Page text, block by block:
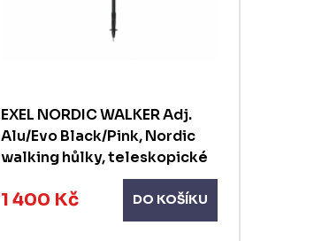
EXEL NORDIC WALKER Adj.
Alu/Evo Black/Pink, Nordic
walking hůlky, teleskopické
1 400 Kč DO KOŠÍKU